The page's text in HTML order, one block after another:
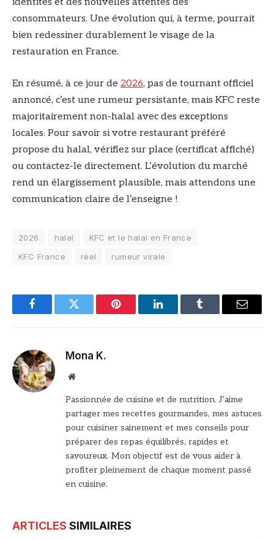
identités et des nouvelles attentes des
consommateurs. Une évolution qui, à terme, pourrait
bien redessiner durablement le visage de la
restauration en France.
En résumé, à ce jour de 2026, pas de tournant officiel
annoncé, c’est une rumeur persistante, mais KFC reste
majoritairement non-halal avec des exceptions
locales. Pour savoir si votre restaurant préféré
propose du halal, vérifiez sur place (certificat affiché)
ou contactez-le directement. L’évolution du marché
rend un élargissement plausible, mais attendons une
communication claire de l’enseigne !
2026 halal
KFC et le halal en France
KFC France
réel rumeur virale
FacebookTwitter Pinterest LinkedInTumblr Email
Mona K.
Site
Passionnée de cuisine et de nutrition. J’aime
partager mes recettes gourmandes, mes astuces
pour cuisiner sainement et mes conseils pour
préparer des repas équilibrés, rapides et
savoureux. Mon objectif est de vous aider à
profiter pleinement de chaque moment passé
en cuisine.
ARTICLES SIMILAIRES